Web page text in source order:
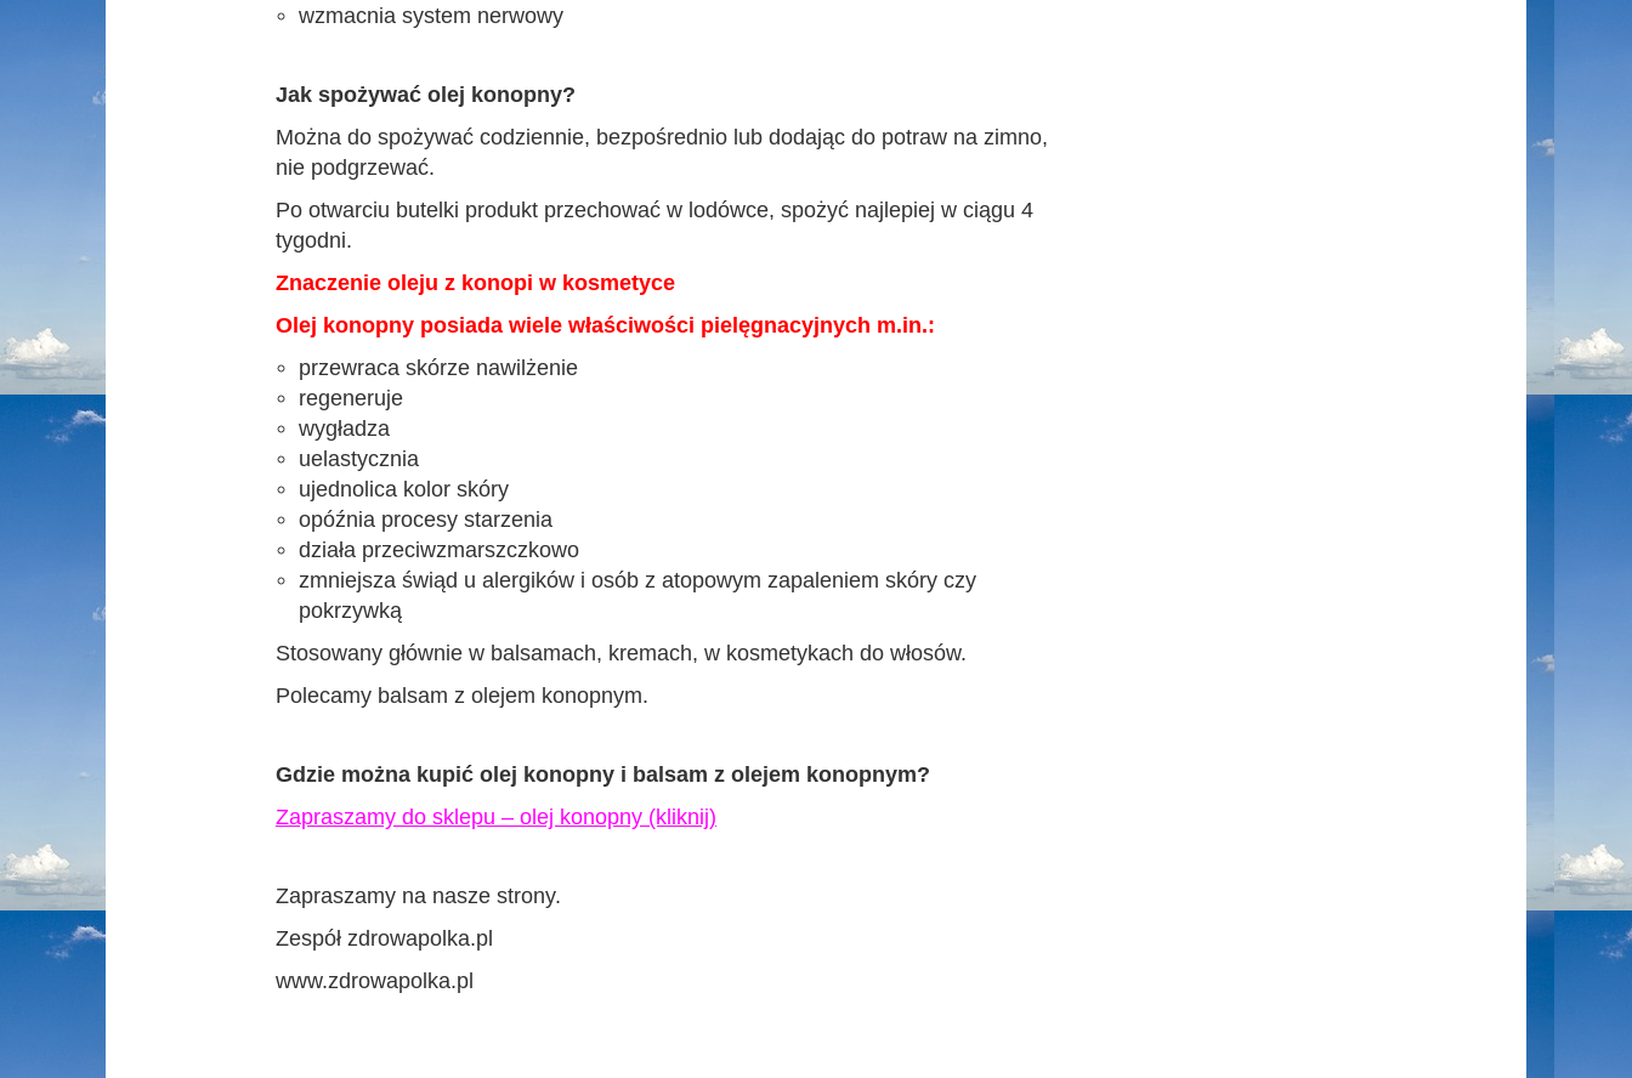
wzmacnia system nerwowy
Jak spożywać olej konopny?
Można do spożywać codziennie, bezpośrednio lub dodając do potraw na zimno,
nie podgrzewać.
Po otwarciu butelki produkt przechować w lodówce, spożyć najlepiej w ciągu 4
tygodni.
Znaczenie oleju z konopi w kosmetyce
Olej konopny posiada wiele właściwości pielęgnacyjnych m.in.:
przewraca skórze nawilżenie
regeneruje
wygładza
uelastycznia
ujednolica kolor skóry
opóźnia procesy starzenia
działa przeciwzmarszczkowo
zmniejsza świąd u alergików i osób z atopowym zapaleniem skóry czy
pokrzywką
Stosowany głównie w balsamach, kremach, w kosmetykach do włosów.
Polecamy balsam z olejem konopnym.
Gdzie można kupić olej konopny i balsam z olejem konopnym?
Zapraszamy do sklepu – olej konopny (kliknij)
Zapraszamy na nasze strony.
Zespół zdrowapolka.pl
www.zdrowapolka.pl